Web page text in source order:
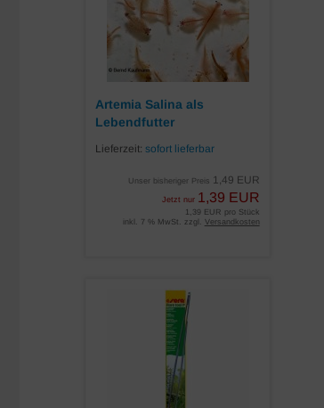
Artemia Salina als
Lebendfutter
Lieferzeit:sofort lieferbar
Unser bisheriger Preis 1,49 EUR
Jetzt nur 1,39 EUR
1,39 EUR pro Stück
inkl. 7 % MwSt. zzgl. Versandkosten